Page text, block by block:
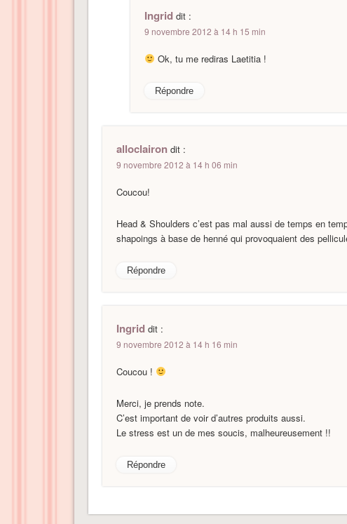
Ingrid dit :
9 novembre 2012 à 14 h 15 min
Ok, tu me rediras Laetitia !
Répondre
alloclairon dit :
9 novembre 2012 à 14 h 06 min
Coucou!
Head & Shoulders c’est pas mal aussi de temps en
shapoings à base de henné qui provoquaient des
Répondre
Ingrid dit :
9 novembre 2012 à 14 h 16 min
Coucou !
Merci, je prends note.
C’est important de voir d’autres produits aussi.
Le stress est un de mes soucis, malheureusement !!
Répondre